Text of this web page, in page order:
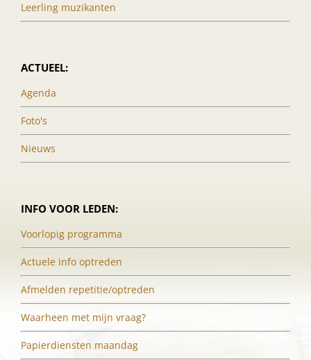
Leerling muzikanten
ACTUEEL:
Agenda
Foto's
Nieuws
INFO VOOR LEDEN:
Voorlopig programma
Actuele info optreden
Afmelden repetitie/optreden
Waarheen met mijn vraag?
Papierdiensten maandag